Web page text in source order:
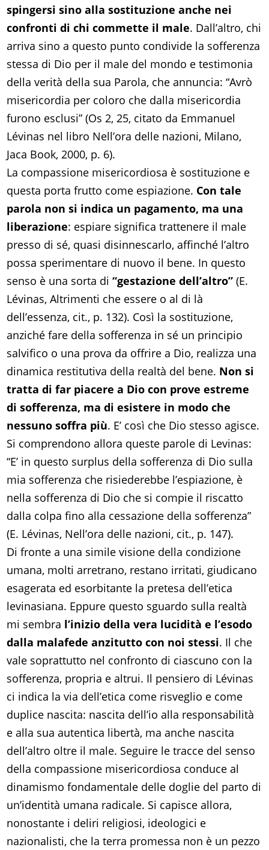
spingersi sino alla sostituzione anche nei
confronti di chi commette il male. Dall’altro, chi
arriva sino a questo punto condivide la sofferenza
stessa di Dio per il male del mondo e testimonia
della verità della sua Parola, che annuncia: “Avrò
misericordia per coloro che dalla misericordia
furono esclusi” (Os 2, 25, citato da Emmanuel
Lévinas nel libro Nell’ora delle nazioni, Milano,
Jaca Book, 2000, p. 6).
La compassione misericordiosa è sostituzione e
questa porta frutto come espiazione. Con tale
parola non si indica un pagamento, ma una
liberazione: espiare significa trattenere il male
presso di sé, quasi disinnescarlo, affinché l’altro
possa sperimentare di nuovo il bene. In questo
senso è una sorta di“gestazione dell’altro” (E.
Lévinas, Altrimenti che essere o al di là
dell’essenza, cit., p. 132). Così la sostituzione,
anziché fare della sofferenza in sé un principio
salvifico o una prova da offrire a Dio, realizza una
dinamica restitutiva della realtà del bene. Non si
tratta di far piacere a Dio con prove estreme
di sofferenza, ma di esistere in modo che
nessuno soffra più. E’ così che Dio stesso agisce.
Si comprendono allora queste parole di Levinas:
“E’ in questo surplus della sofferenza di Dio sulla
mia sofferenza che risiederebbe l’espiazione, è
nella sofferenza di Dio che si compie il riscatto
dalla colpa fino alla cessazione della sofferenza”
(E. Lévinas, Nell’ora delle nazioni, cit., p. 147).
Di fronte a una simile visione della condizione
umana, molti arretrano, restano irritati, giudicano
esagerata ed esorbitante la pretesa dell’etica
levinasiana. Eppure questo sguardo sulla realtà
mi sembra l’inizio della vera lucidità e l’esodo
dalla malafede anzitutto con noi stessi. Il che
vale soprattutto nel confronto di ciascuno con la
sofferenza, propria e altrui. Il pensiero di Lévinas
ci indica la via dell’etica come risveglio e come
duplice nascita: nascita dell’io alla responsabilità
e alla sua autentica libertà, ma anche nascita
dell’altro oltre il male. Seguire le tracce del senso
della compassione misericordiosa conduce al
dinamismo fondamentale delle doglie del parto di
un’identità umana radicale. Si capisce allora,
nonostante i deliri religiosi, ideologici e
nazionalisti, che la terra promessa non è un pezzo